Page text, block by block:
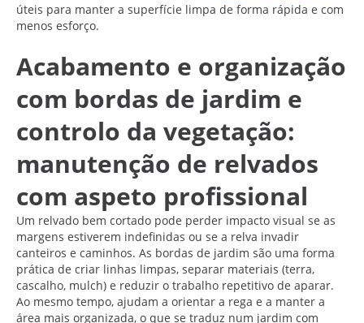
úteis para manter a superfície limpa de forma rápida e com
menos esforço.
Acabamento e organização
com bordas de jardim e
controlo da vegetação:
manutenção de relvados
com aspeto profissional
Um relvado bem cortado pode perder impacto visual se as
margens estiverem indefinidas ou se a relva invadir
canteiros e caminhos. As bordas de jardim são uma forma
prática de criar linhas limpas, separar materiais (terra,
cascalho, mulch) e reduzir o trabalho repetitivo de aparar.
Ao mesmo tempo, ajudam a orientar a rega e a manter a
área mais organizada, o que se traduz num jardim com